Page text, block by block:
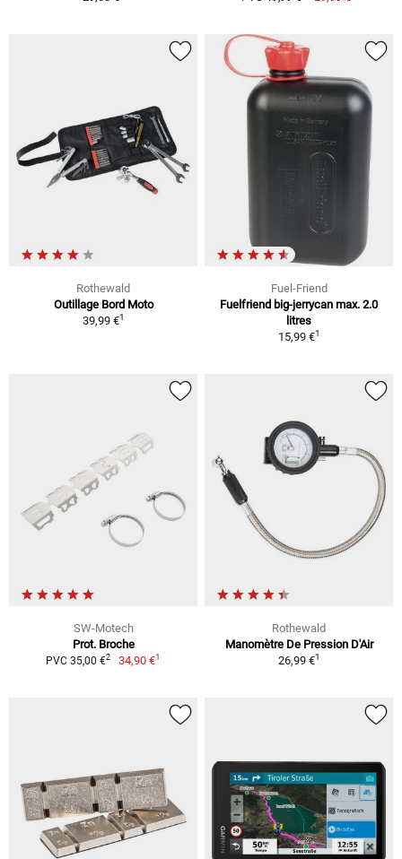
Rothewald
Outillage Bord Moto
39,99 €1
Fuel-Friend
Fuelfriend big-jerrycan max. 2.0
litres
15,99 €1
SW-Motech
Prot. Broche
PVC 35,00 €2 34,90 €1
Rothewald
Manomètre De Pression D'Air
26,99 €1